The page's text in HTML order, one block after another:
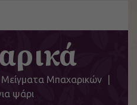
Μείγματα Μπαχαρικών
ψάρι